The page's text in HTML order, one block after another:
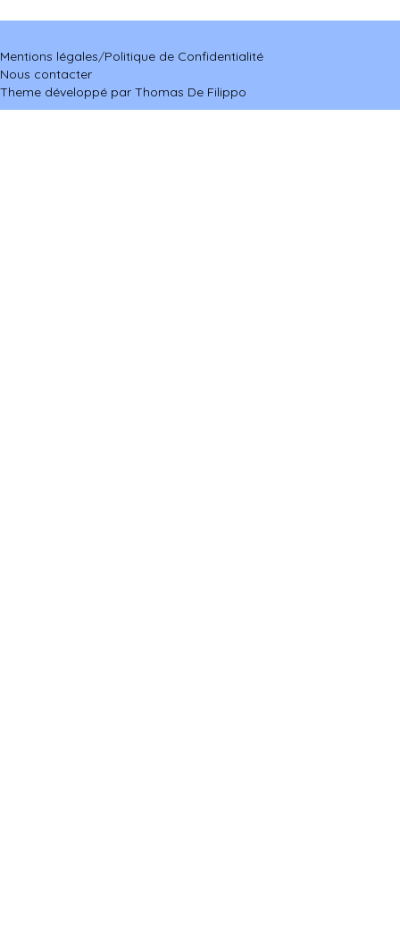
Mentions légales/Politique de Confidentialité
Nous contacter
Theme développé par Thomas De Filippo